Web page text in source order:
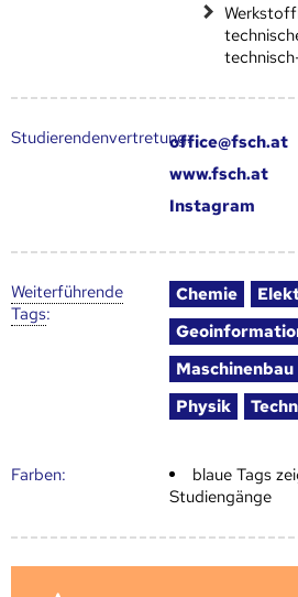
Studierendenvertretung:office@fsch.at
www.fsch.at
Instagram
Weiter­führende
Tags:
Chemie
Maschinenbau
Physik
Farben:
blaue Tags
Studiengänge